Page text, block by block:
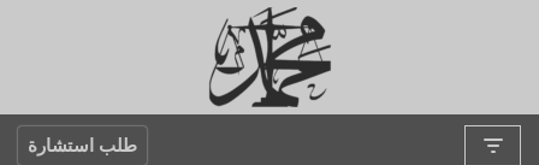
المحتوى
طلب استشارة